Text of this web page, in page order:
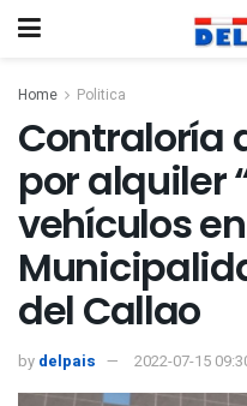
Home Politica
Contraloría
por alquiler
vehículos en
del Callao
by delpais 2022-07-15